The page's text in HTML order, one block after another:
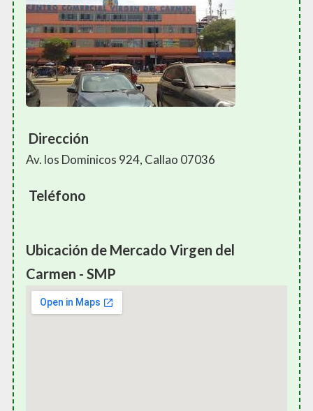
Dirección
Av. los Dominicos 924, Callao 07036
Teléfono
Ubicación de Mercado Virgen del
Carmen - SMP